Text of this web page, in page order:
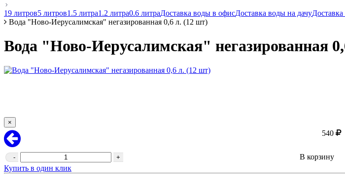
19 литров5 литров1.5 литра1.2 литра0.6 литраДоставка воды в офисДоставка воды на дачу
Вода "Ново-Иерусалимская" негазированная 0,6 л. (12 шт)
Вода "Ново-Иерусалимская" негазированная
×
540
- +
В корзину
Купить в один клик